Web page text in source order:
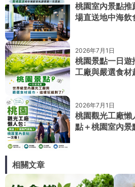
桃園室內景點推
場直送地中海飲
2026年7月1日
桃園景點一日
工廠與嚴選食材
2026年7月1日
桃園觀光工廠
點＋桃園室內景
相關文章